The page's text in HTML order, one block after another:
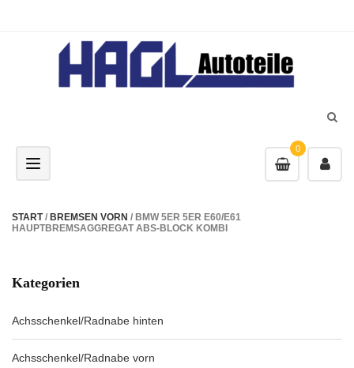
0
Toggle navigation
START/ BREMSEN VORN / BMW 5ER 5ER E60/E61
HAUPTBREMSAGGREGAT ABS-BLOCK KOMBI
Kategorien
Achsschenkel/Radnabe hinten
Achsschenkel/Radnabe vorn